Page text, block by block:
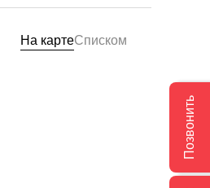
На картеСписком
Позвонить